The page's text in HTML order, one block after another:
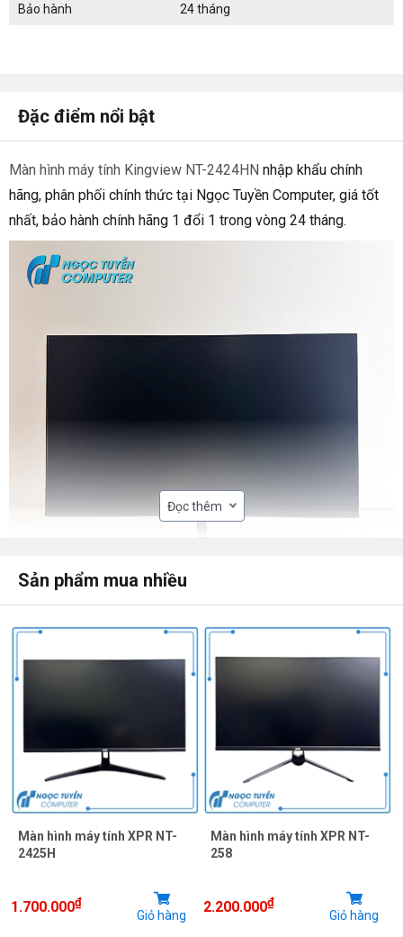
Bảo hành 24 tháng
Đặc điểm nổi bật
Màn hình máy tính Kingview NT-2424HN nhập khẩu chính
hãng, phân phối chính thức tại Ngọc Tuyền Computer, giá tốt
nhất, bảo hành chính hãng 1 đổi 1 trong vòng 24 tháng.
Đọc thêm
Sản phẩm mua nhiều
Màn hình máy tính XPR NT-
2425H
1.700.000₫
Giỏ hàng
Màn hình máy tính XPR NT-
258
2.200.000₫
Giỏ hàng